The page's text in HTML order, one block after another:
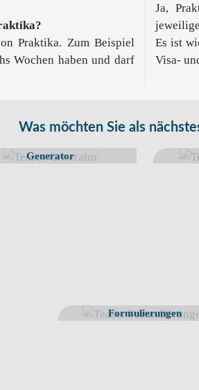
Praktika. Zum Beispiel
Wochen haben und darf
Ja,
Es ist
Visa-
Was möchten Sie als
Generator
Formulierungen